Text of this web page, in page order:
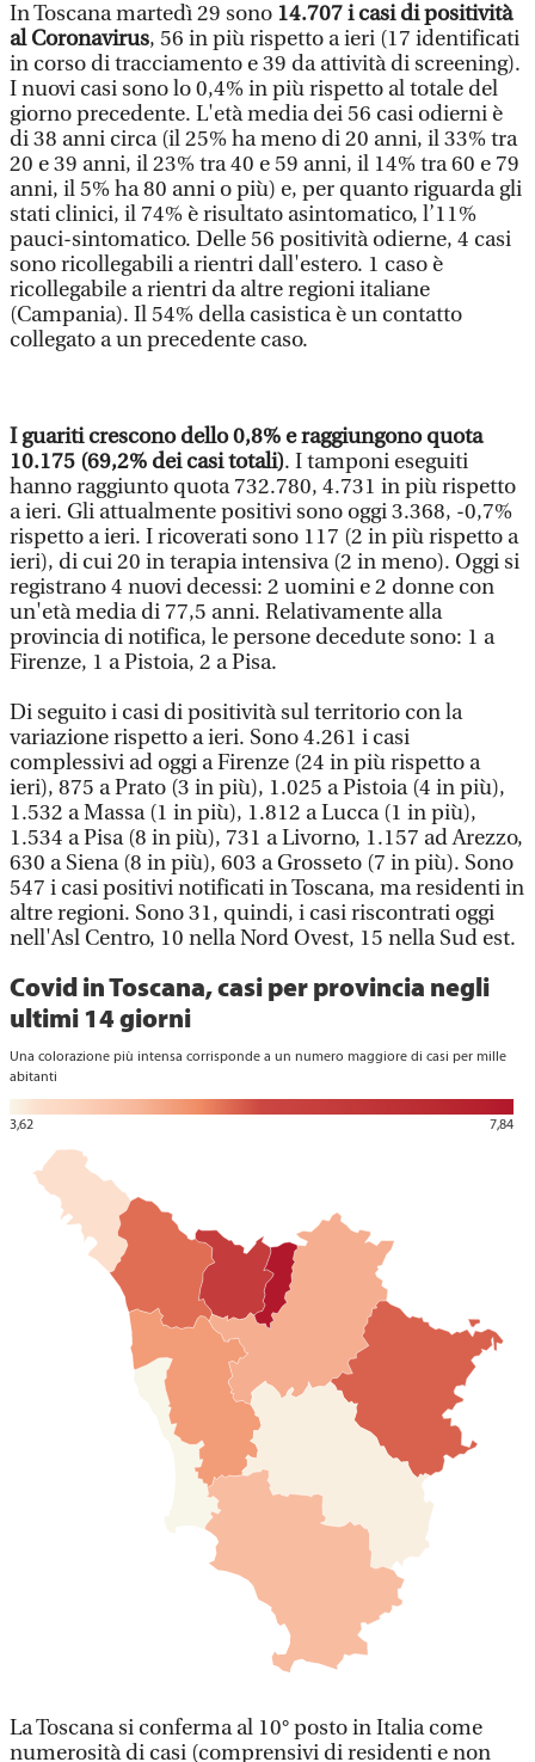
In Toscana martedì 29 sono 14.707 i casi di positività
al Coronavirus, 56 in più rispetto a ieri (17 identificati
in corso di tracciamento e 39 da attività di screening).
I nuovi casi sono lo 0,4% in più rispetto al totale del
giorno precedente. L'età media dei 56 casi odierni è
di 38 anni circa (il 25% ha meno di 20 anni, il 33% tra
20 e 39 anni, il 23% tra 40 e 59 anni, il 14% tra 60 e 79
anni, il 5% ha 80 anni o più) e, per quanto riguarda gli
stati clinici, il 74% è risultato asintomatico, l’11%
pauci-sintomatico. Delle 56 positività odierne, 4 casi
sono ricollegabili a rientri dall'estero. 1 caso è
ricollegabile a rientri da altre regioni italiane
(Campania). Il 54% della casistica è un contatto
collegato a un precedente caso.
I guariti crescono dello 0,8% e raggiungono quota
10.175 (69,2% dei casi totali). I tamponi eseguiti
hanno raggiunto quota 732.780, 4.731 in più rispetto
a ieri. Gli attualmente positivi sono oggi 3.368, -0,7%
rispetto a ieri. I ricoverati sono 117 (2 in più rispetto a
ieri), di cui 20 in terapia intensiva (2 in meno). Oggi si
registrano 4 nuovi decessi: 2 uomini e 2 donne con
un'età media di 77,5 anni. Relativamente alla
provincia di notifica, le persone decedute sono: 1 a
Firenze, 1 a Pistoia, 2 a Pisa.
Di seguito i casi di positività sul territorio con la
variazione rispetto a ieri. Sono 4.261 i casi
complessivi ad oggi a Firenze (24 in più rispetto a
ieri), 875 a Prato (3 in più), 1.025 a Pistoia (4 in più),
1.532 a Massa (1 in più), 1.812 a Lucca (1 in più),
1.534 a Pisa (8 in più), 731 a Livorno, 1.157 ad Arezzo,
630 a Siena (8 in più), 603 a Grosseto (7 in più). Sono
547 i casi positivi notificati in Toscana, ma residenti in
altre regioni. Sono 31, quindi, i casi riscontrati oggi
nell'Asl Centro, 10 nella Nord Ovest, 15 nella Sud est.
La Toscana si conferma al 10° posto in Italia come
numerosità di casi (comprensivi di residenti e non